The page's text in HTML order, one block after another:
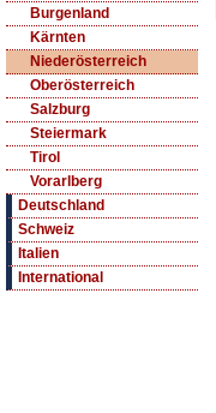
Burgenland
Kärnten
Niederösterreich
Oberösterreich
Salzburg
Steiermark
Tirol
Vorarlberg
Deutschland
Schweiz
Italien
International